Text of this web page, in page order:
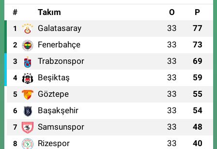
#
Takım O P
1 Galatasaray 33 77
2 Fenerbahçe 33 73
3 Trabzonspor 33 69
4 Beşiktaş 33 59
5 Göztepe 33 55
6 Başakşehir 33 54
7 Samsunspor 33 48
8 Rizespor 33 40